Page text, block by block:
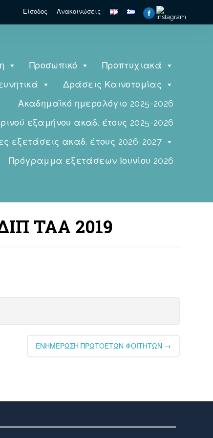
Είσοδος Ανακοινώσεις
Προσωπικό
Προπτυχιακά
Δράσεις Καινοτομίας
Ακαδημαϊκό ημερολόγιο 2025-2026
εξαμήνου ακαδ. έτους 2025-2026
εξετάσεις ακαδ. έτους 2026-2027
Πρόγραμμα εξετάσεων Ιουνίου 2026
ΤΑΑ 2019
ΕΝΗΜΕΡΩΣΗ ΠΡΩΤΟΕΤΩΝ ΦΟΙΤΗΤΩΝ →